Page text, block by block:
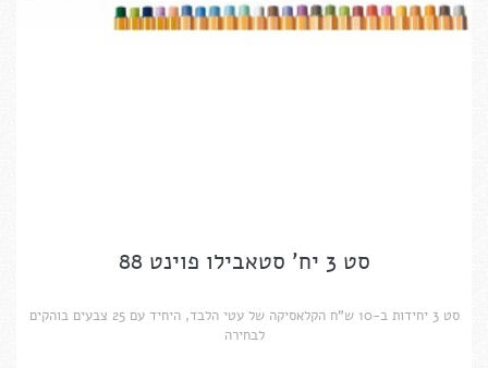
סט 3 יח' סטאבילו פוינט 88
סט 3 יחידות ב-10 ש"ח הקלאסיקה של עטי הלבד, היחיד עם 25 צבעים בוהקים
לבחירה